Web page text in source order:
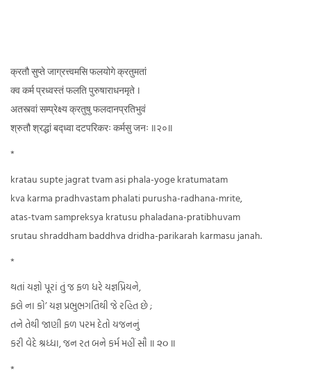
क्रतौ सुप्ते जाग्रत्त्वमसि फलयोगे क्रतुमतां
क्व कर्म प्रध्वस्तं फलति पुरुषाराधनमृते ।
अतस्त्वां सम्प्रेक्ष्य क्रतुषु फलदानप्रतिभुवं
श्रुतौ श्रद्धां बद्ध्वा दटपरिकरः कर्मसु जनः ॥२०॥
*
kratau supte jagrat tvam asi phala-yoge kratumatam
kva karma pradhvastam phalati purusha-radhana-mrite,
atas-tvam sampreksya kratusu phaladana-pratibhuvam
srutau shraddham baddhva dridha-parikarah karmasu janah.
*
થતાં યજ્ઞો પૂરાં તું જ ફળ ધરે યજ્ઞપ્રિયને,
ફલે ના કો’ યજ્ઞ પ્રભુભગતિથી જે રહિત છે ;
તને તેથી જાણી ફળ પરમ દેતો યજનનું
કરી વેદે શ્રધ્ધા, જન રત બને કર્મ મહીં સૌ ॥ ૨૦ ॥
*